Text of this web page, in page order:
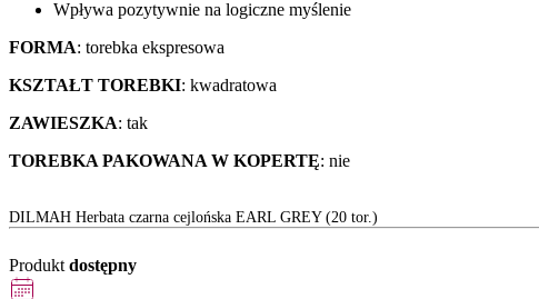
Wpływa pozytywnie na logiczne myślenie
FORMA: torebka ekspresowa
KSZTAŁT TOREBKI: kwadratowa
ZAWIESZKA: tak
TOREBKA PAKOWANA W KOPERTĘ: nie
DILMAH Herbata czarna cejlońska EARL GREY (20 tor.)
Produkt dostępny